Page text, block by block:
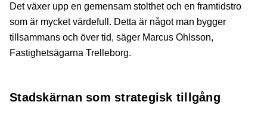
Det växer upp en gemensam stolthet och en framtidstro
som är mycket värdefull. Detta är något man bygger
tillsammans och över tid, säger Marcus Ohlsson,
Fastighetsägarna Trelleborg.
Stadskärnan som strategisk tillgång